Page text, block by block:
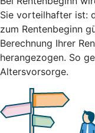
Sie vorteilhafter ist:
zum Rentenbeginn
Berechnung Ihrer
herangezogen. So
Altersvorsorge.